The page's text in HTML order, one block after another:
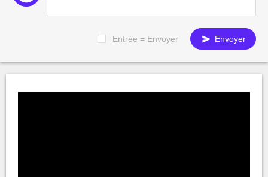
Entrée = Envoyer Envoyer